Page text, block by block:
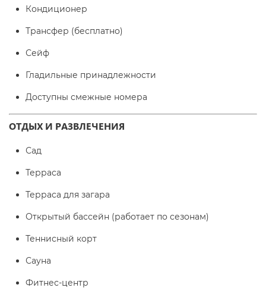
Кондиционер
Трансфер (бесплатно)
Сейф
Гладильные принадлежности
Доступны смежные номера
ОТДЫХ И РАЗВЛЕЧЕНИЯ
Сад
Терраса
Терраса для загара
Открытый бассейн (работает по сезонам)
Теннисный корт
Сауна
Фитнес-центр